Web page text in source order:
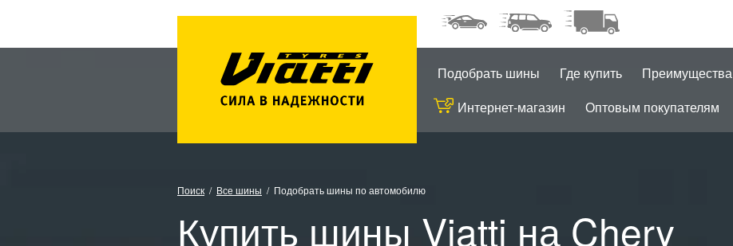
Подобрать шины Где купить Преимущества
Интернет-магазин
Оптовым покупателям
Поиск Все шины Подобрать шины по автомобилю
Купить шины Viatti на Chery